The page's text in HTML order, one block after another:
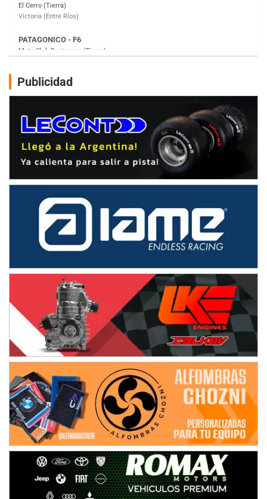
Gral. E. Godoy (Río Negro)
Juventud Unida (Tierra)
Humboldt (Santa Fe)
Ciudad de Avellaneda (Asfalto)
Avellaneda (Santa Fe)
SUR SANTAFESINO - F4
José Samuel Sánchez (Tierra)
Rufino (Santa Fe)
TUCUMANO - F5
El Timbó (Tucumán)
COBERTURA ESPECIAL DE E-KART.COM.AR
08/09-AGO
IAME SERIES ARGENTINA 6
Ciudad de Trenque Lauquen (Asfalto)
Trenque Lauquen (Buenos Aires)
ENTRERRIANO - F6 (POSTERGADA)
Parque de la Velocidad (Asfalto)
Villaguay (Entre Ríos)
VICTORIENSE - F7
El Cerro (Tierra)
Victoria (Entre Ríos)
PATAGONICO - F6
Moto Club Reginense (Tierra)
Gral. E. Godoy (Río Negro)
CSK - F7
Juventud Unida (Tierra)
Humboldt (Santa Fe)
Publicidad